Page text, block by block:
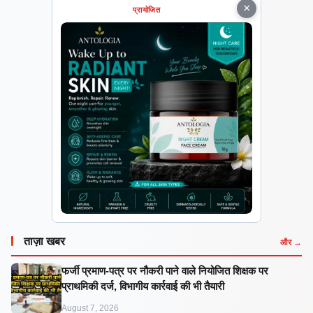
×
प्रायोजित
ताज़ा खबर और →
फर्जी प्रमाण-पत्र पर नौकरी पाने वाले नियोजित शिक्षक पर
प्राथमिकी दर्ज, विभागीय कार्रवाई की भी तैयारी
August 7, 2026